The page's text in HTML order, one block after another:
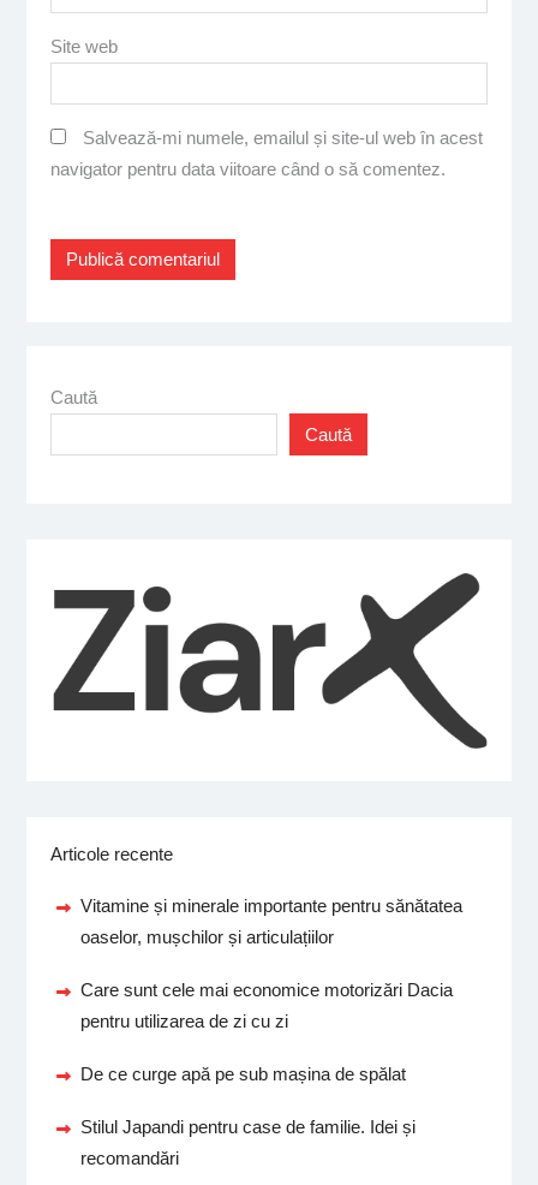
Site web
Salvează-mi numele, emailul și site-ul web în acest
navigator pentru data viitoare când o să comentez.
Caută
Caută
Articole recente
Vitamine și minerale importante pentru sănătatea
oaselor, mușchilor și articulațiilor
Care sunt cele mai economice motorizări Dacia
pentru utilizarea de zi cu zi
De ce curge apă pe sub mașina de spălat
Stilul Japandi pentru case de familie. Idei și
recomandări